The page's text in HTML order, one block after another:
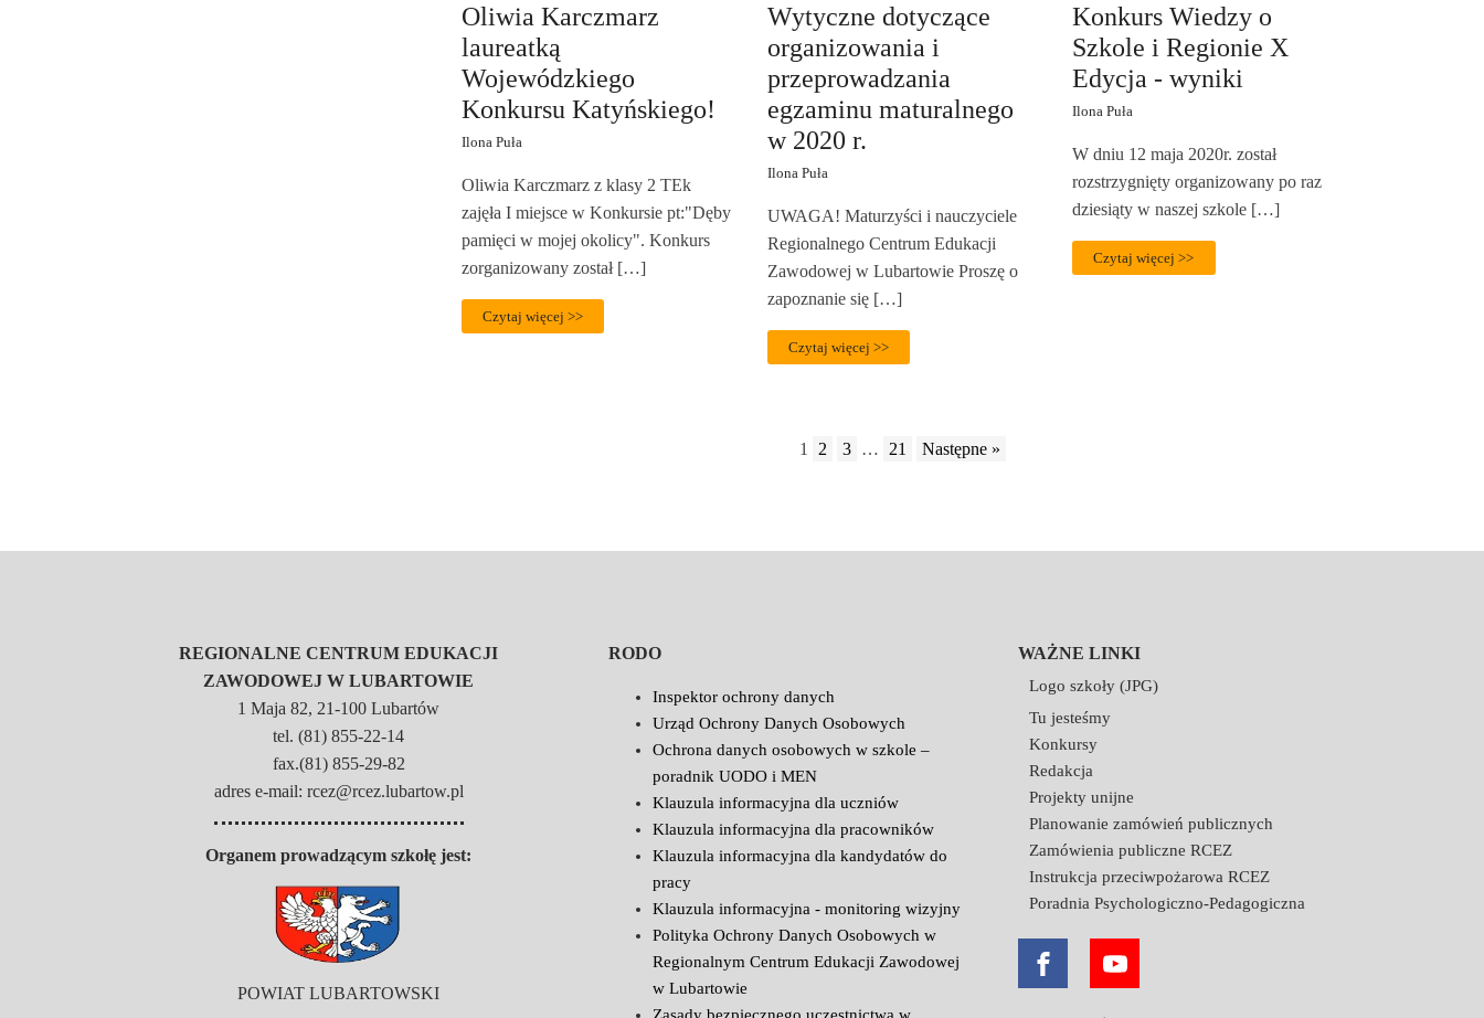
Oliwia Karczmarz
laureatką
Wojewódzkiego
Konkursu Katyńskiego!
Ilona Puła
Oliwia Karczmarz z klasy 2 TEk
zajęła I miejsce w Konkursie pt:"Dęby
pamięci w mojej okolicy". Konkurs
zorganizowany został […]
Czytaj więcej >>
Wytyczne dotyczące
organizowania i
przeprowadzania
egzaminu maturalnego
w 2020 r.
Ilona Puła
UWAGA! Maturzyści i nauczyciele
Regionalnego Centrum Edukacji
Zawodowej w Lubartowie Proszę o
zapoznanie się […]
Czytaj więcej >>
Konkurs Wiedzy o
Szkole i Regionie X
Edycja - wyniki
Ilona Puła
W dniu 12 maja 2020r. został
rozstrzygnięty organizowany po raz
dziesiąty w naszej szkole […]
Czytaj więcej >>
1 2 3 … 21 Następne »
REGIONALNE CENTRUM EDUKACJI
ZAWODOWEJ W LUBARTOWIE
1 Maja 82, 21-100 Lubartów
tel. (81) 855-22-14
fax.(81) 855-29-82
adres e-mail: rcez@rcez.lubartow.pl
Organem prowadzącym szkołę jest:
POWIAT LUBARTOWSKI
RODO
Inspektor ochrony danych
Urząd Ochrony Danych Osobowych
Ochrona danych osobowych w szkole –
poradnik UODO i MEN
Klauzula informacyjna dla uczniów
Klauzula informacyjna dla pracowników
Klauzula informacyjna dla kandydatów do
pracy
Klauzula informacyjna - monitoring wizyjny
Polityka Ochrony Danych Osobowych w
Regionalnym Centrum Edukacji Zawodowej
w Lubartowie
WAŻNE LINKI
Logo szkoły (JPG)
Tu jesteśmy
Konkursy
Redakcja
Projekty unijne
Planowanie zamówień publicznych
Zamówienia publiczne RCEZ
Instrukcja przeciwpożarowa RCEZ
Poradnia Psychologiczno-Pedagogiczna